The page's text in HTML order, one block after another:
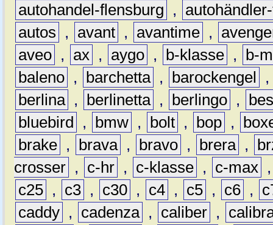
autohandel-flensburg
,
autos
, avant , avantime ,
aveo , ax , aygo , b-klasse ,
b-
baleno , barchetta , barockengel
berlina , berlinetta , berlingo ,
bluebird
, bmw , bolt , bop ,
brake , brava , bravo , brera ,
crosser , c-hr , c-klasse , c-max
c25 , c3 , c30 , c4 , c5 , c6 ,
caddy , cadenza , caliber ,